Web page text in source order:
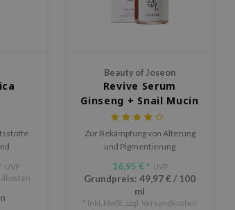
zu
UVP
Beauty of Joseon
Revive Serum
Ginseng + Snail Mucin
Zur Bekämpfung von Alterung
und Pigmentierung
16,95 € * UVP
Grundpreis: 49,97 €/ 100
ml
* Inkl. MwSt. zzgl. Versandkosten